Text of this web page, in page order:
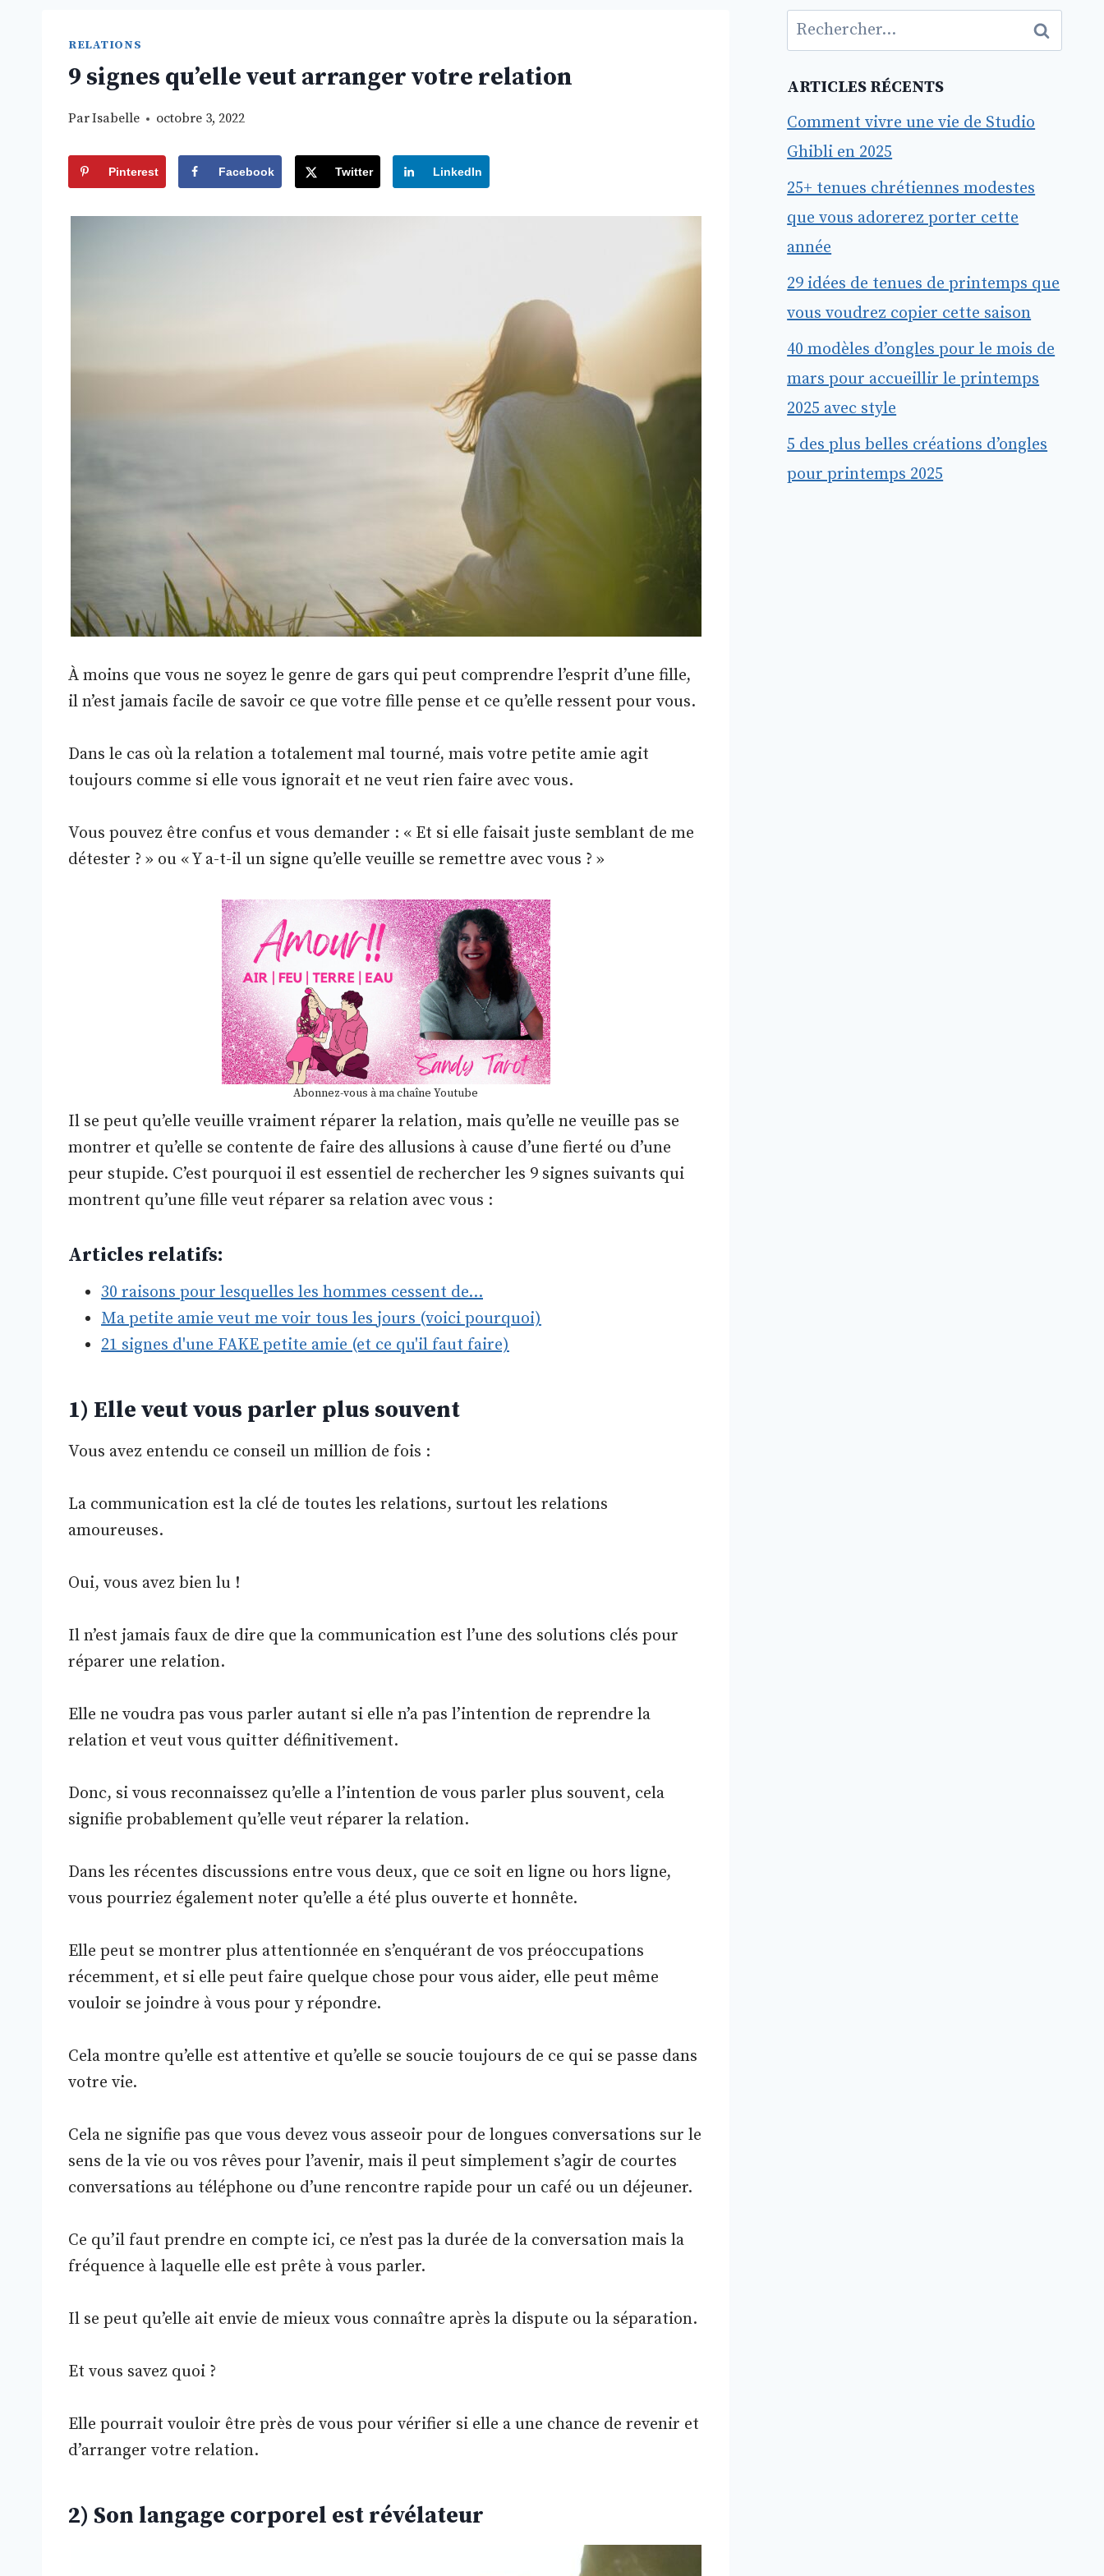
RELATIONS
9 signes qu’elle veut arranger votre relation
ParIsabelle octobre 3, 2022
Pinterest Facebook Twitter LinkedIn
À moins que vous ne soyez le genre de gars qui peut comprendre l’esprit d’une fille,
il n’est jamais facile de savoir ce que votre fille pense et ce qu’elle ressent pour vous.
Dans le cas où la relation a totalement mal tourné, mais votre petite amie agit
toujours comme si elle vous ignorait et ne veut rien faire avec vous.
Vous pouvez être confus et vous demander : « Et si elle faisait juste semblant de me
détester ? » ou « Y a-t-il un signe qu’elle veuille se remettre avec vous ? »
Abonnez-vous à ma chaîne Youtube
Il se peut qu’elle veuille vraiment réparer la relation, mais qu’elle ne veuille pas se
montrer et qu’elle se contente de faire des allusions à cause d’une fierté ou d’une
peur stupide. C’est pourquoi il est essentiel de rechercher les 9 signes suivants qui
montrent qu’une fille veut réparer sa relation avec vous :
Articles relatifs:
30 raisons pour lesquelles les hommes cessent de…
Ma petite amie veut me voir tous les jours (voici pourquoi)
21 signes d'une FAKE petite amie (et ce qu'il faut faire)
1) Elle veut vous parler plus souvent
Vous avez entendu ce conseil un million de fois :
La communication est la clé de toutes les relations, surtout les relations
amoureuses.
Oui, vous avez bien lu !
Il n’est jamais faux de dire que la communication est l’une des solutions clés pour
réparer une relation.
Elle ne voudra pas vous parler autant si elle n’a pas l’intention de reprendre la
relation et veut vous quitter définitivement.
Donc, si vous reconnaissez qu’elle a l’intention de vous parler plus souvent, cela
signifie probablement qu’elle veut réparer la relation.
Dans les récentes discussions entre vous deux, que ce soit en ligne ou hors ligne,
vous pourriez également noter qu’elle a été plus ouverte et honnête.
Elle peut se montrer plus attentionnée en s’enquérant de vos préoccupations
récemment, et si elle peut faire quelque chose pour vous aider, elle peut même
vouloir se joindre à vous pour y répondre.
Cela montre qu’elle est attentive et qu’elle se soucie toujours de ce qui se passe dans
votre vie.
Cela ne signifie pas que vous devez vous asseoir pour de longues conversations sur le
sens de la vie ou vos rêves pour l’avenir, mais il peut simplement s’agir de courtes
conversations au téléphone ou d’une rencontre rapide pour un café ou un déjeuner.
Ce qu’il faut prendre en compte ici, ce n’est pas la durée de la conversation mais la
fréquence à laquelle elle est prête à vous parler.
Il se peut qu’elle ait envie de mieux vous connaître après la dispute ou la séparation.
Et vous savez quoi ?
Elle pourrait vouloir être près de vous pour vérifier si elle a une chance de revenir et
d’arranger votre relation.
2) Son langage corporel est révélateur
Rechercher :
ARTICLES RÉCENTS
Comment vivre une vie de Studio
Ghibli en 2025
25+ tenues chrétiennes modestes
que vous adorerez porter cette
année
29 idées de tenues de printemps que
vous voudrez copier cette saison
40 modèles d’ongles pour le mois de
mars pour accueillir le printemps
2025 avec style
5 des plus belles créations d’ongles
pour printemps 2025